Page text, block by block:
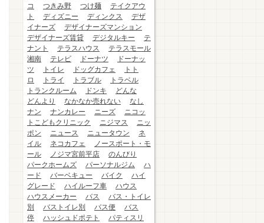
コ
つきみ野 つけ麺
テイクアウ
ト
ディズニー ディンクス
デザ
イナーズ
デザイナーズマンション
デザイナーズ賃貸
デジタルキー
テ
ナント
テラスハウス
テラスモール
湘南
テレビ ドーナツ
ドーナッ
ツ
トイレ ドッグカフェ
トト
ロ
トライ トラブル
トラベル
トランクルーム
ドンキ
どんな
どんより
なかなか売れない
なし
ナン
ナンカレー ニーズ
ニコッ
トこどもクリニック
ニジマス
ニッ
ポン
ニュース ニュータウン
ネ
イル
ネコカフェ
ノースポート・モ
ール
ノジマ宮前平店
のんびり
パークホームズ
パーソナルジム
ハ
ード
バーベキュー バイク
ハイ
グレード
ハイルーフ車
ハウス
ハウスメーカー
バス
バス・トイレ
別
バストイレ別 バス便
バス
停
ハッシュドポテト
パティスリ